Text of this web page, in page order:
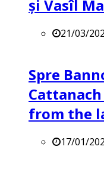
și Vasîl
21/03/
Spre
from the
17/01/